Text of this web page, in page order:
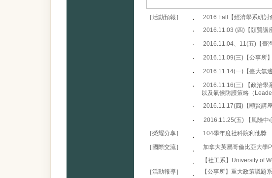
［活動預報］ ． 2016 Fall【經濟學系研討
． 2016.11.03 (四)【頤賢講
． 2016.11.04、11(五)【臺
． 2016.11.09(三)【公事所
． 2016.11.14(一)【臺大無
．
2016.11.16(三) 【政治學
以及氣候防護策略（
． 2016.11.17(四)【頤賢講
．
2016.11.25(五) 【風險中
［榮耀分享］
．
104學年度社科院利他獎
［國際交流］
． 加拿大英屬哥倫比亞大學
．
【社工系】University of
［活動報導］
． 【公事所】重大政策議題